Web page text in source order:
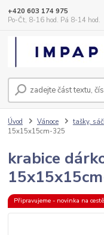
+420 603 174 975
Po-Čt, 8-16 hod. Pá 8-14 hod.
Úvod Vánoce tašky,
15x15x15cm-325
krabice
Připravujeme - novinka na cestě